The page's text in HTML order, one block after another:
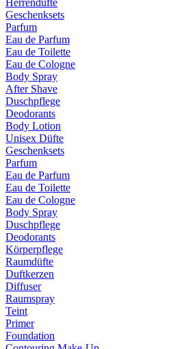
Herrendüfte
Geschenksets
Parfum
Eau de Parfum
Eau de Toilette
Eau de Cologne
Body Spray
After Shave
Duschpflege
Deodorants
Body Lotion
Unisex Düfte
Geschenksets
Parfum
Eau de Parfum
Eau de Toilette
Eau de Cologne
Body Spray
Duschpflege
Deodorants
Körperpflege
Raumdüfte
Duftkerzen
Diffuser
Raumspray
Teint
Primer
Foundation